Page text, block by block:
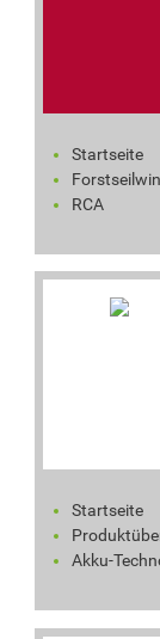
Startseite
RCA
Startseite
Akku-